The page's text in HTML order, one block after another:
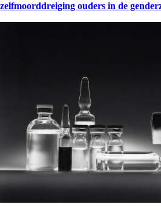
zelfmoorddreiging ouders in de